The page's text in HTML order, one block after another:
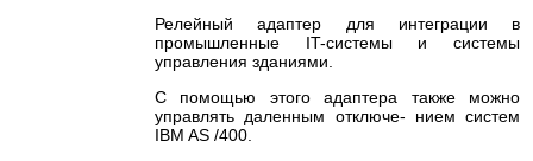
Релейный адаптер для интеграции в
промышленные IT-системы и системы
управления зданиями.
С помощью этого адаптера также можно
управлять даленным отключе- нием систем
IBM AS /400.